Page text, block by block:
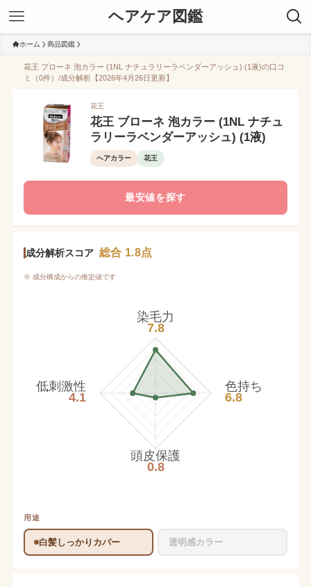
ヘアケア図鑑
ホーム 商品図鑑
花王 ブローネ 泡カラー (1NL ナチュラリーラベンダーアッシュ) (1液)の口コ
ミ（0件）/成分解析【2026年4月26日更新】
花王
花王 ブローネ 泡カラー (1NL ナチュ
ラリーラベンダーアッシュ) (1液)
ヘアカラー 花王
最安値を探す
成分解析スコア 総合 1.8点
※ 成分構成からの推定値です
染毛力
7.8
色持ち
6.8
頭皮保護
0.8
低刺激性
4.1
用途
白髪しっかりカバー 透明感カラー